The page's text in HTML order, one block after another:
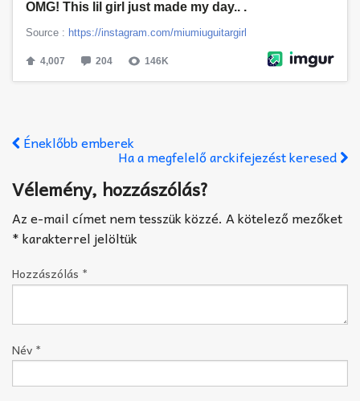
Éneklőbb emberek
Ha a megfelelő arckifejezést keresed
Vélemény, hozzászólás?
Az e-mail címet nem tesszük közzé. A kötelező mezőket
*karakterrel jelöltük
Hozzászólás *
Név *